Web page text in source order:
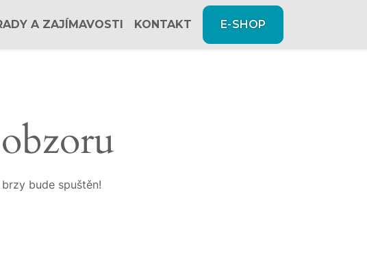
A ZAJÍMAVOSTI KONTAKT E-SHOP
bude spuštěn!